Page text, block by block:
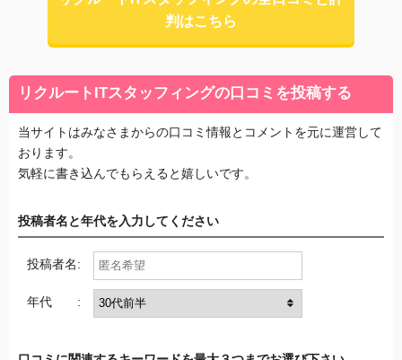
判はこちら
リクルートITスタッフィングの口コミを投稿する
当サイトはみなさまからの口コミ情報とコメントを元に運営して
おります。
気軽に書き込んでもらえると嬉しいです。
投稿者名と年代を入力してください
投稿者名:
年代 :